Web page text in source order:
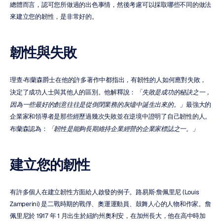
總體而言，認可您所做過的出色事情，然後考慮可以採取哪些不同的做法
來建立您的韌性，是非常好的。
韌性與失敗
理查·布蘭森爵士在他的許多著作中都指出，有韌性的人如何應對失敗，
決定了成功人士與其他人的區別。他解釋說：
「失敗是成功的秘訣之一，
因為一些最好的創意往往是從倒閉業務的灰燼中誕生出來的。」 最強大的
企業家和領導者是那些經歷過幾次失敗並在逆境中證明了自己韌性的人。
布蘭森認為：
「韌性是能夠長期維持企業經營的企業家標誌之一。」
建立您的韌性
有許多個人在建立韌性方面給人啟發的例子。路易斯·詹佩里尼 (Louis
Zamperini) 是二戰時期的戰俘、奧運運動員、鼓舞人心的人物和作家。詹
佩里尼於 1917 年 1 月出生於紐約州奧利安，在加州長大，他在高中時加